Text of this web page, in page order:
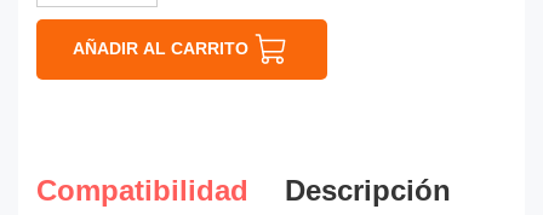
AÑADIR AL CARRITO
Compatibilidad
Descripción